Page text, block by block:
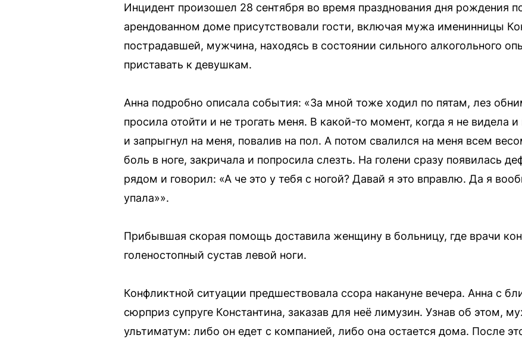
Инцидент произошел 28 сентября во время празднования дня рождения
арендованном доме присутствовали гости, включая мужа именинницы
пострадавшей, мужчина, находясь в состоянии сильного алкогольного
приставать к девушкам.
Анна подробно описала события: «За мной тоже ходил по пятам, лез
просила отойти и не трогать меня. В какой-то момент, когда я не видела
и запрыгнул на меня, повалив на пол. А потом свалился на меня всем
боль в ноге, закричала и попросила слезть. На голени сразу появилась
рядом и говорил: «А че это у тебя с ногой? Давай я это вправлю. Да я
упала»».
Прибывшая скорая помощь доставила женщину в больницу, где врачи
голеностопный сустав левой ноги.
Конфликтной ситуации предшествовала ссора накануне вечера. Анна с
сюрприз супруге Константина, заказав для неё лимузин. Узнав об этом,
ультиматум: либо он едет с компанией, либо она остается дома. После